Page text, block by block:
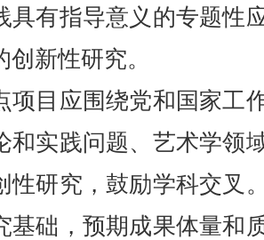
具有指导意义的专题性
新性研究。
目应围绕党和国家工
和实践问题、艺术学领
性研究，鼓励学科交叉
基础，预期成果体量和